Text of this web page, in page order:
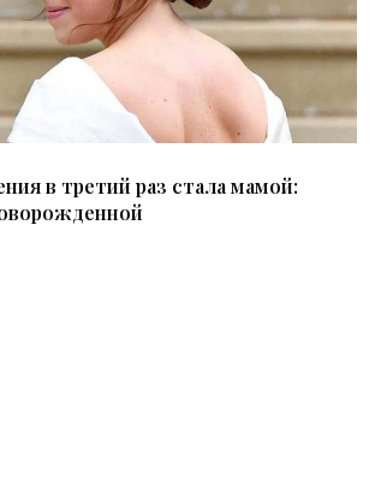
в третий раз стала мамой: